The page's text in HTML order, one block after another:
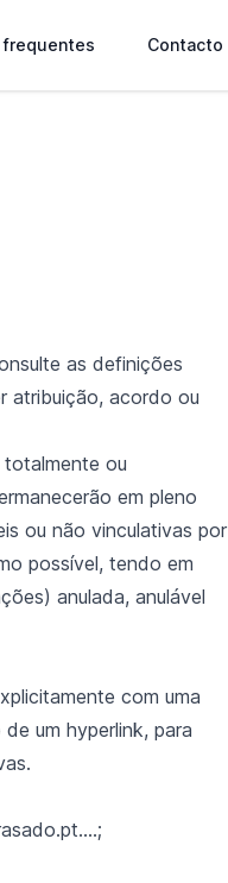
frequentes Contacto
as definições
atribuição, acordo ou
totalmente ou
em pleno
ou não vinculativas por
possível, tendo em
anulada, anulável
com uma
um hyperlink, para
;